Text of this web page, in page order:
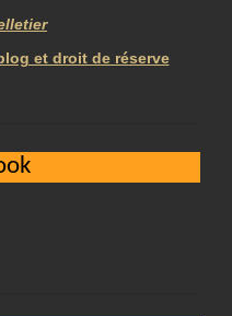
et droit de réserve